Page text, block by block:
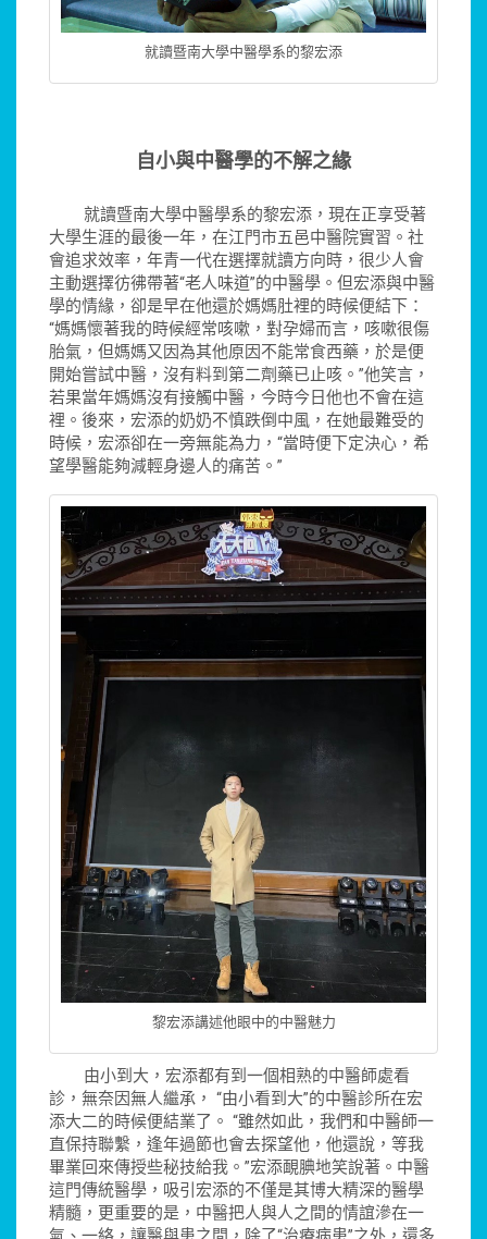
就讀暨南大學中醫學系的黎宏添
自小與中醫學的不解之緣
就讀暨南大學中醫學系的黎宏添，現在正享受著
大學生涯的最後一年，在江門市五邑中醫院實習。社
會追求效率，年青一代在選擇就讀方向時，很少人會
主動選擇彷彿帶著“老人味道”的中醫學。但宏添與中醫
學的情緣，卻是早在他還於媽媽肚裡的時候便結下：
“媽媽懷著我的時候經常咳嗽，對孕婦而言，咳嗽很傷
胎氣，但媽媽又因為其他原因不能常食西藥，於是便
開始嘗試中醫，沒有料到第二劑藥已止咳。”他笑言，
若果當年媽媽沒有接觸中醫，今時今日他也不會在這
裡。後來，宏添的奶奶不慎跌倒中風，在她最難受的
時候，宏添卻在一旁無能為力，“當時便下定決心，希
望學醫能夠減輕身邊人的痛苦。”
黎宏添講述他眼中的中醫魅力
由小到大，宏添都有到一個相熟的中醫師處看
診，無奈因無人繼承， “由小看到大”的中醫診所在宏
添大二的時候便結業了。 “雖然如此，我們和中醫師一
直保持聯繫，逢年過節也會去探望他，他還說，等我
畢業回來傳授些秘技給我。”宏添靦腆地笑說著。中醫
這門傳統醫學，吸引宏添的不僅是其博大精深的醫學
精髓，更重要的是，中醫把人與人之間的情誼滲在一